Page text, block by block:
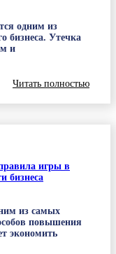
одним из
бизнеса. Утечка
и
Читать полностью
игры в
бизнеса
из самых
повышения
экономить